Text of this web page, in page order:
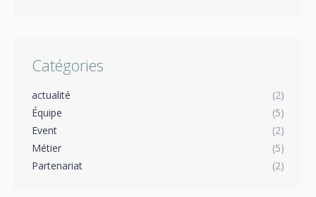
Catégories
actualité
(2)
Équipe
(5)
Event
(2)
Métier
(5)
Partenariat
(2)